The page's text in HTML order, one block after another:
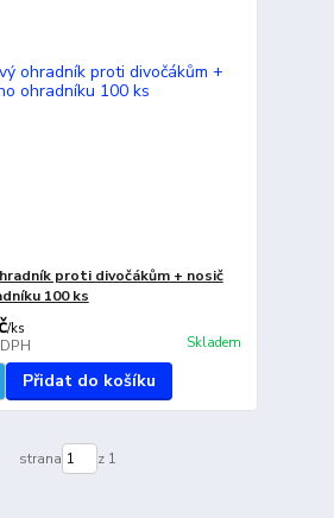
proti divočákům + nosič
100 ks
/ks
Skladem
Přidat do košíku
strana z 1